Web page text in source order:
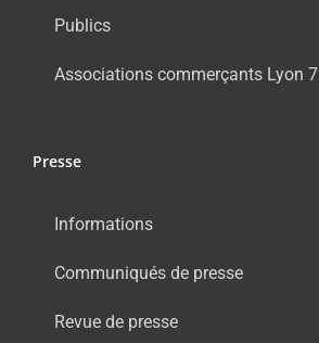
Publics
Associations commerçants Lyon 7
Presse
Informations
Communiqués de presse
Revue de presse